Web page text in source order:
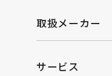
取扱メーカー
サービス